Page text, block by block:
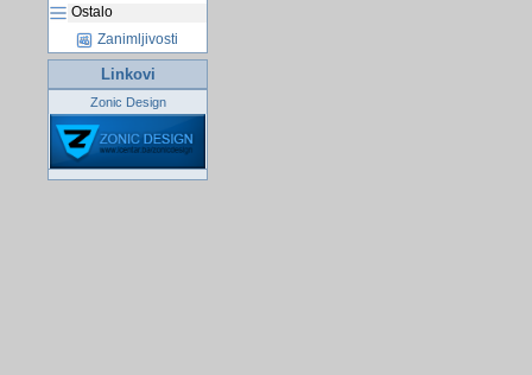
Ostalo
Zanimljivosti
Linkovi
Zonic Design